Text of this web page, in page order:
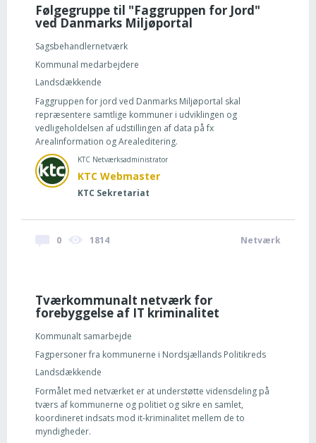
Følgegruppe til "Faggruppen for Jord"
ved Danmarks Miljøportal
Sagsbehandlernetværk
Kommunal medarbejdere
Landsdækkende
Faggruppen for jord ved Danmarks Miljøportal skal
repræsentere samtlige kommuner i udviklingen og
vedligeholdelsen af udstillingen af data på fx
Arealinformation og Arealeditering.
KTC Netværksadministrator
KTC Webmaster
KTC Sekretariat
0 1814 Netværk
Tværkommunalt netværk for
forebyggelse af IT kriminalitet
Kommunalt samarbejde
Fagpersoner fra kommunerne i Nordsjællands Politikreds
Landsdækkende
Formålet med netværket er at understøtte vidensdeling på
tværs af kommunerne og politiet og sikre en samlet,
koordineret indsats mod it-kriminalitet mellem de to
myndigheder.